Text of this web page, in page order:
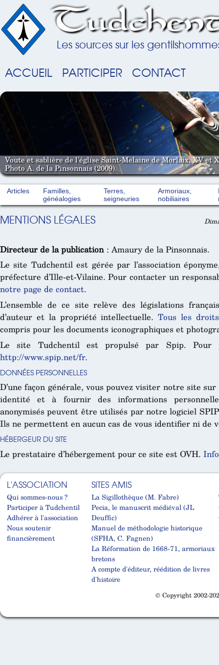
Les sources sur les
ACCUEIL PARTICIPER CONTACT
Voute et sablière de l'église Saint-Melaine de Morlaix, XV et
Photo A. de la Pinsonnais (2009).
Articles
Familles,
généalogies
Terres,
seigneuries
Armoriaux,
nobiliaires
MENTIONS LÉGALES
Directeur de la publication: Amaury de la Pinsonnais.
Le site Tudchentil est gérée par l’association
préfecture d’Ille-et-Vilaine. Pour contacter un
notre page de contact.
L’ensemble de ce site relève des législations
d’auteur et la propriété intellectuelle.Tous les
compris pour les documents iconographiques et
Le site Tudchentil est propulsé par Spip. Pour
http://www.spip.net/fr.
DONNÉES PERSONNELLES
D’une façon générale, vous pouvez visiter notre site
identité et à fournir des informations
anonymisés peuvent être utilisés par notre logiciel
Ils ne permettent en aucun cas de vous identifier ni de
HÉBERGEUR DU SITE
Le prestataire d’hébergement pour ce site est OVH.
L'ASSOCIATION
Qui sommes-nous ?
Participer à Tudchentil
Adhérer à l'association
Nous soutenir
financièrement
SITES AMIS
La Sigillothèque (M. Fabre)
Pecia, le manuscrit médiéval (JL
Deuffic)
Manuel de méthodologie historique
(SFHA, C. Fagnen)
La Réformation de 1668-71, armoriaux
bretons
A compte d'éditeur, réédition de livres
d'histoire
© Copyright 2002-